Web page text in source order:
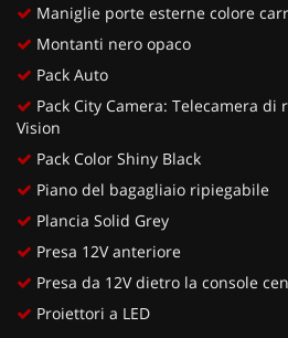
Maniglie porte esterne colore
Montanti nero opaco
Pack Auto
Pack City Camera: Telecamera
Vision
Pack Color Shiny Black
Piano del bagagliaio ripiegabile
Plancia Solid Grey
Presa 12V anteriore
Presa da 12V dietro la console
Proiettori a LED